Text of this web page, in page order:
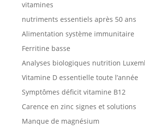
vitamines
nutriments essentiels après 50 ans
Alimentation système immunitaire
Ferritine basse
Analyses biologiques nutrition
Vitamine D essentielle toute l’année
Symptômes déficit vitamine B12
Carence en zinc signes et solutions
Manque de magnésium